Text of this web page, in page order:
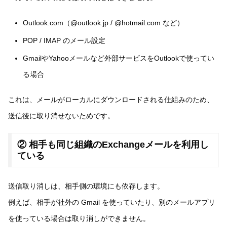
Outlook.com（@outlook.jp / @hotmail.com など）
POP / IMAP のメール設定
GmailやYahooメールなど外部サービスをOutlookで使ってい
る場合
これは、メールがローカルにダウンロードされる仕組みのため、
送信後に取り消せないためです。
② 相手も同じ組織のExchangeメールを利用し
ている
送信取り消しは、相手側の環境にも依存します。
例えば、相手が社外の Gmail を使っていたり、別のメールアプリ
を使っている場合は取り消しができません。